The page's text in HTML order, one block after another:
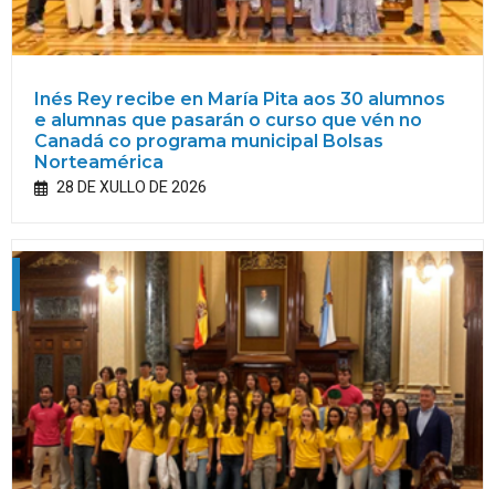
Inés Rey recibe en María Pita aos 30 alumnos
e alumnas que pasarán o curso que vén no
Canadá co programa municipal Bolsas
Norteamérica
28 DE XULLO DE 2026